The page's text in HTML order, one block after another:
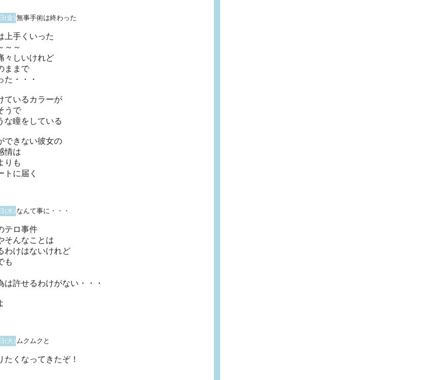
(金)無事手術は終わった
上手くいった
～～
々しいけれど
ままで
た・・・
ているカラーが
うで
な瞳をしている
できない彼女の
情は
りも
トに届く
(水) なんて事に・・・
テロ事件
そんなことは
わけはないけれど
も
は許せるわけがない・・・
(火)ムクムクと
たくなってきたぞ！